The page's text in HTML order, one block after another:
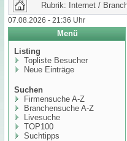
Rubrik: Internet /
07.08.2026 - 21:36 Uhr
Menü
Listing
Topliste Besucher
Neue Einträge
Suchen
Firmensuche A-Z
Branchensuche A-Z
Livesuche
TOP100
Suchtipps